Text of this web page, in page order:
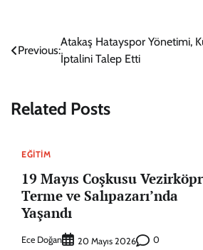
Yazı
gezinmesi
Previous:
Atakaş Hatayspor Yönetimi,
İptalini Talep Etti
Related Posts
EĞITIM
19 Mayıs Coşkusu
Terme ve Salıpazarı’nda
Yaşandı
Ece Doğan 20 Mayıs 2026 0